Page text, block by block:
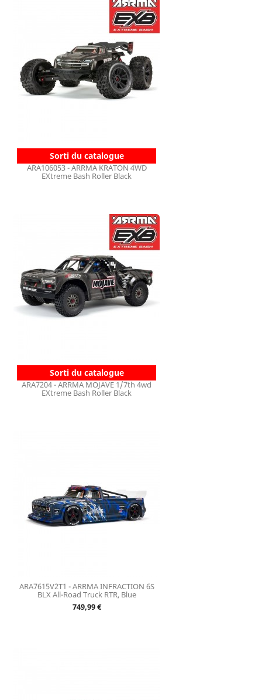
Sorti du catalogue
ARA106053 - ARRMA KRATON 4WD
EXtreme Bash Roller Black
Sorti du catalogue
ARA7204 - ARRMA MOJAVE 1/7th 4wd
EXtreme Bash Roller Black
ARA7615V2T1 - ARRMA INFRACTION 6S
BLX All-Road Truck RTR, Blue
Prix
749,99 €